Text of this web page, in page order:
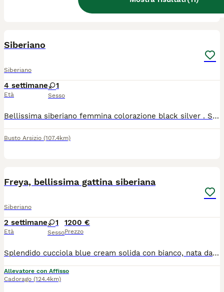
Siberiano
Siberiano
4 settimane
Età
1
Sesso
Bellissima siberiano femmina colorazione black silver . Sarà disponibile dopo 90 GG e ceduta con ciclo vaccinale microchip pedigree ministeriale. Tutte le ulteriori informazioni se interessati
Busto Arsizio (107.4km)
Freya, bellissima gattina siberiana
Siberiano
2 settimane
Età
1
Sesso
1200 €
Prezzo
Splendido cucciola blue cream solida con bianco, nata da rare e pregiate linee di sangue. La gattina sta crescendo in ambiente familiare, insieme ai fratelli, circondato da coccole e attenzioni. Perfetta come pet, per show e breading! La piccola verrà ceduto con Microchip termico Libretto sanitario Iscrizione in anagrafe Pedigree Vaccinazioni e profilassi personalizzate Regolare contratto di cessione Kit di benvenuto Visibile presso L’allevamento Casa di Cally insieme ai genitori. Non cerchiamo semplicemente una casa. Cerchiamo la famiglia giusta, quella con cui costruirà una storia destinata a durare tutta la vita. Se stai pensando di condividere il tuo cammino con un gatto siberiano, questo potrebbe essere l'inizio di qualcosa di speciale: 🤍 Selezione etica 🏡 Crescita in ambiente familiare 🥩 Alimentazione naturale 🩺 Genitori testati e seguiti con cura 🐾 Supporto prima e dopo l'arrivo del cucciolo Per informazioni sulle cucciolate disponibili e sulla nostra filosofia di allevamento, contattaci in privato Il cucciolo non è in regalo o adozione, contattare solo se realmente interessati
Allevatore con Affisso
Cadorago (124.4km)